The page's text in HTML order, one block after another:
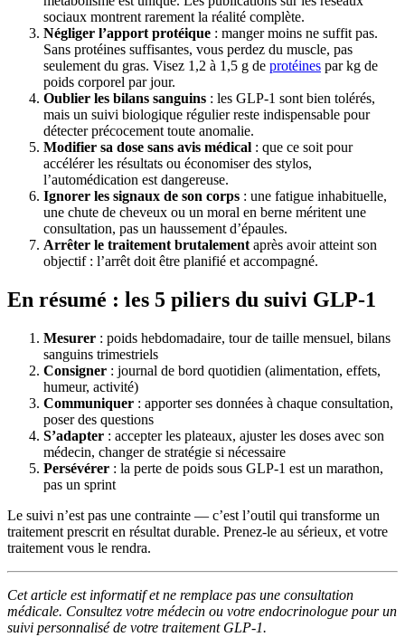
sociaux montrent rarement la réalité complète.
Négliger l’apport protéique : manger moins ne suffit pas.
Sans protéines suffisantes, vous perdez du muscle, pas
seulement du gras. Visez 1,2 à 1,5 g de protéines par kg de
poids corporel par jour.
Oublier les bilans sanguins : les GLP-1 sont bien tolérés,
mais un suivi biologique régulier reste indispensable pour
détecter précocement toute anomalie.
Modifier sa dose sans avis médical : que ce soit pour
accélérer les résultats ou économiser des stylos,
l’automédication est dangereuse.
Ignorer les signaux de son corps : une fatigue inhabituelle,
une chute de cheveux ou un moral en berne méritent une
consultation, pas un haussement d’épaules.
Arrêter le traitement brutalementaprès avoir atteint son
objectif : l’arrêt doit être planifié et accompagné.
En résumé : les 5 piliers du suivi GLP-1
Mesurer : poids hebdomadaire, tour de taille mensuel, bilans
sanguins trimestriels
Consigner : journal de bord quotidien (alimentation, effets,
humeur, activité)
Communiquer : apporter ses données à chaque consultation,
poser des questions
S’adapter : accepter les plateaux, ajuster les doses avec son
médecin, changer de stratégie si nécessaire
Persévérer : la perte de poids sous GLP-1 est un marathon,
pas un sprint
Le suivi n’est pas une contrainte — c’est l’outil qui transforme un
traitement prescrit en résultat durable. Prenez-le au sérieux, et votre
traitement vous le rendra.
Cet article est informatif et ne remplace pas une consultation
médicale. Consultez votre médecin ou votre endocrinologue pour un
suivi personnalisé de votre traitement GLP-1.